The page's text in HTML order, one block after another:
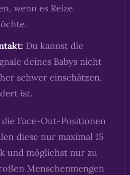
wenn es Reize
Du kannst die
deines Babys nicht
schwer einschätzen,
ist.
Face-Out-Positionen
diese nur maximal 15
und möglichst nur zu
Menschenmengen